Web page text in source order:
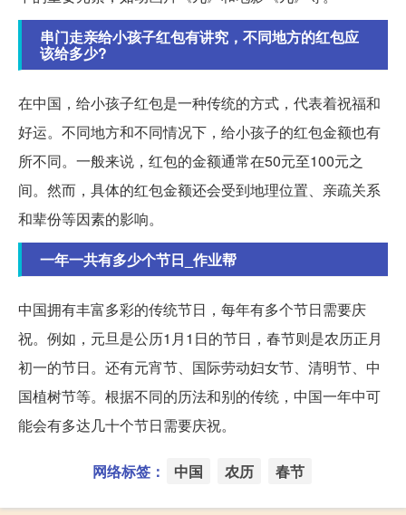
串门走亲给小孩子红包有讲究，不同地方的红包应
该给多少?
在中国，给小孩子红包是一种传统的方式，代表着祝福和
好运。不同地方和不同情况下，给小孩子的红包金额也有
所不同。一般来说，红包的金额通常在50元至100元之
间。然而，具体的红包金额还会受到地理位置、亲疏关系
和辈份等因素的影响。
一年一共有多少个节日_作业帮
中国拥有丰富多彩的传统节日，每年有多个节日需要庆
祝。例如，元旦是公历1月1日的节日，春节则是农历正月
初一的节日。还有元宵节、国际劳动妇女节、清明节、中
国植树节等。根据不同的历法和别的传统，中国一年中可
能会有多达几十个节日需要庆祝。
网络标签： 中国 农历 春节